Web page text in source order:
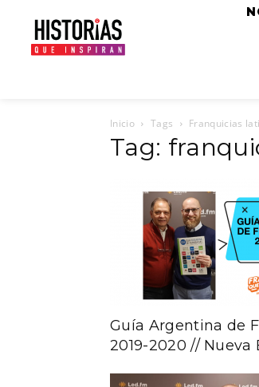
Inicio Tags Franquicias
Tag:
Guía Argentina de
2019-2020 // Nueva